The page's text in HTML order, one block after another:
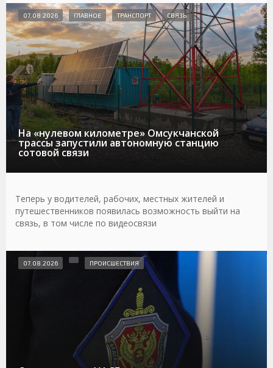
На «нулевом километре» Омсукчанской
трассы запустили автономную станцию
сотовой связи
07.08.2026 ГЛАВНОЕ ТРАНСПОРТ СВЯЗЬ
Теперь у водителей, рабочих, местных жителей и
путешественников появилась возможность выйти на
связь, в том числе по видеосвязи
07.08.2026 ПРОИСШЕСТВИЯ